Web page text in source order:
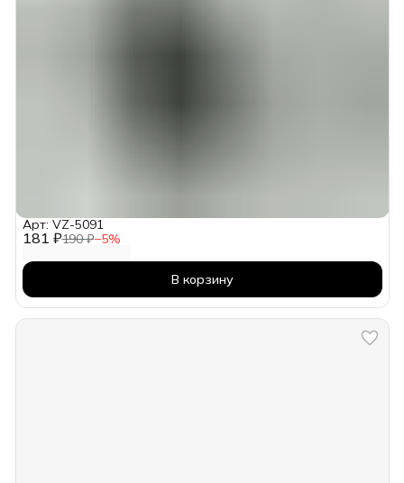
181 ₽190 ₽−5%
Арт: VZ-5091
В корзину